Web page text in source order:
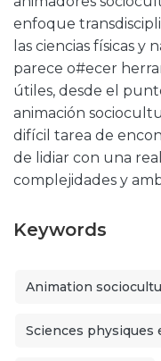
enfoque
las ciencias físicas y
parece o#ecer
útiles, desde el
animación
difícil tarea de
de lidiar con una
complejidades y
Keywords
Animation
Sciences physiques